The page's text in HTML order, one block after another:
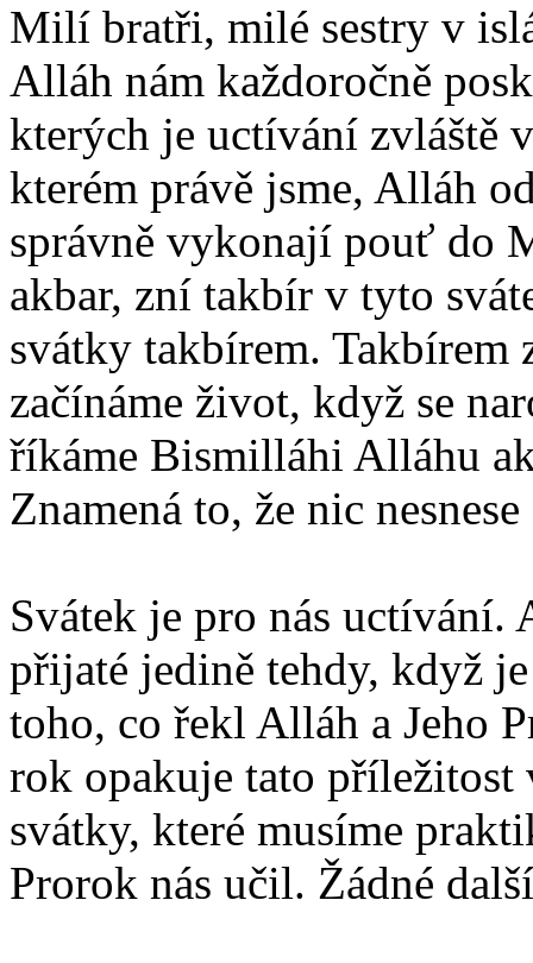
Milí bratři, milé sestry v
Alláh nám každoročně
kterých je uctívání zvláště
kterém právě jsme, Alláh
správně vykonají pouť do
akbar, zní takbír v tyto
svátky takbírem. Takbírem
začínáme život, když se
říkáme Bismilláhi Alláhu
Znamená to, že nic
Svátek je pro nás uctívání.
přijaté jedině tehdy, když
toho, co řekl Alláh a Jeho
rok opakuje tato příležitost
svátky, které musíme
Prorok nás učil. Žádné